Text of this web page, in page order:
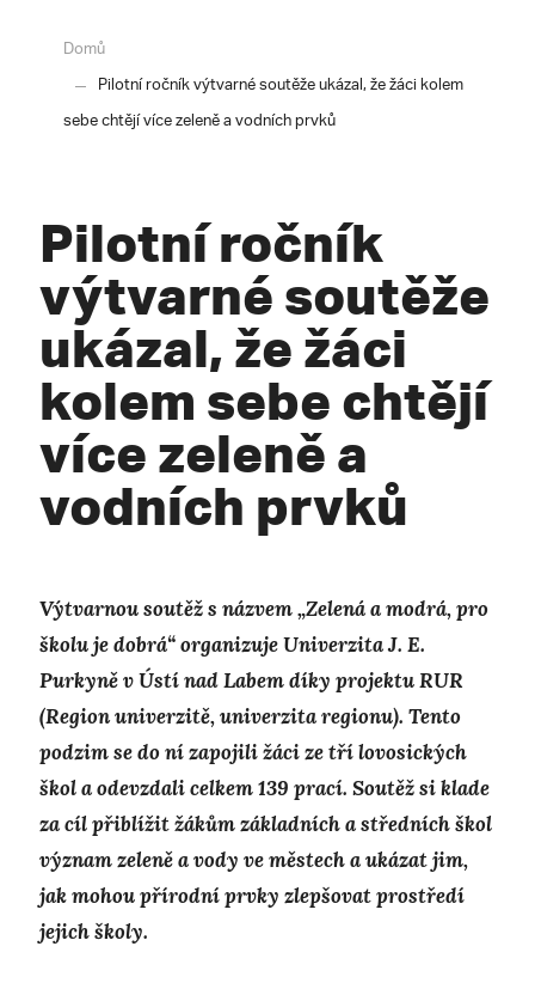
Domů
Pilotní ročník výtvarné soutěže ukázal, že žáci kolem
sebe chtějí více zeleně a vodních prvků
Pilotní ročník
výtvarné soutěže
ukázal, že žáci
kolem sebe chtějí
více zeleně a
vodních prvků
Výtvarnou soutěž s názvem „Zelená a modrá, pro
školu je dobrá“ organizuje Univerzita J. E.
Purkyně v Ústí nad Labem díky projektu RUR
(Region univerzitě, univerzita regionu). Tento
podzim se do ní zapojili žáci ze tří lovosických
škol a odevzdali celkem 139 prací. Soutěž si klade
za cíl přiblížit žákům základních a středních škol
význam zeleně a vody ve městech a ukázat jim,
jak mohou přírodní prvky zlepšovat prostředí
jejich školy.